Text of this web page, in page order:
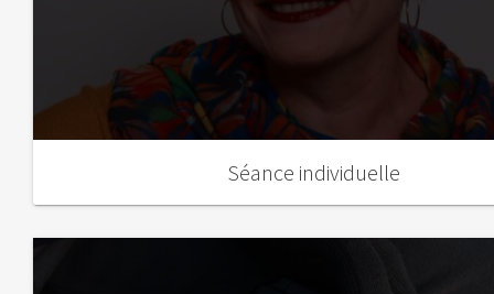
Séance individuelle